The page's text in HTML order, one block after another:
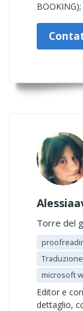
Torre del
microsoft
Editor e
dettaglio,